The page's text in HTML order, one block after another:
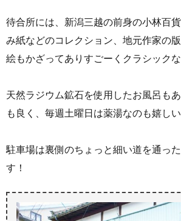
待合所には、新潟三越の前身の小林百
み紙などのコレクション、地元作家の
絵もかざってありすごーくクラシックな
天然ラジウム鉱石を使用したお風呂も
も良く、毎週土曜日は薬湯なのも嬉しい
駐車場は裏側のちょっと細い道を通っ
す！